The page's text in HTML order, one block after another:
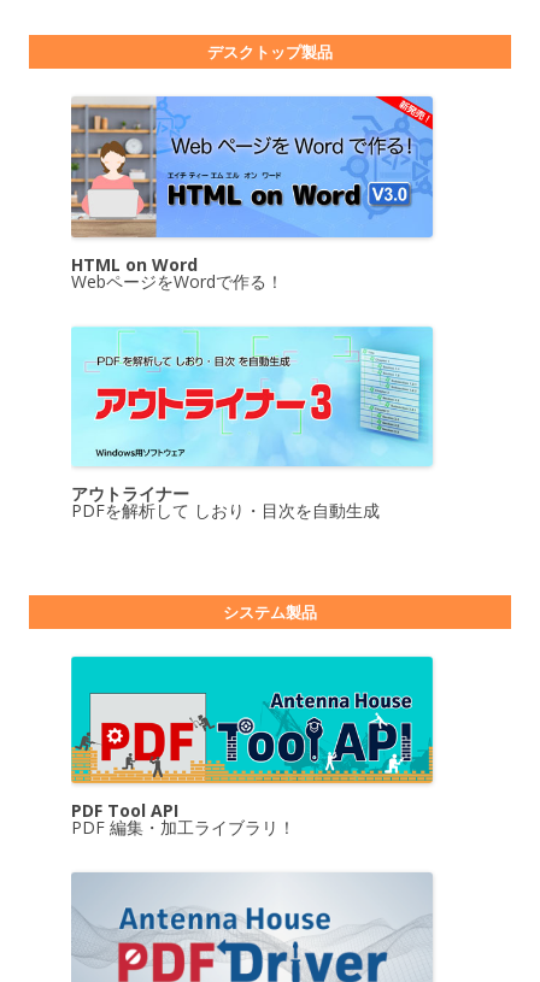
デスクトップ製品
HTML on Word
WebページをWordで作る！
アウトライナー
PDFを解析して しおり・目次を自動生成
システム製品
PDF Tool API
PDF 編集・加工ライブラリ！